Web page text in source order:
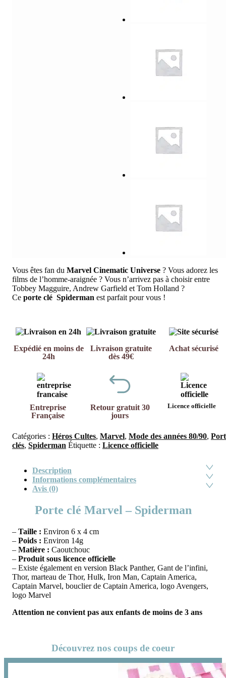
Vous êtes fan du Marvel Cinematic Universe ? Vous adorez les
films de l’homme-araignée ? Vous n’arrivez pas à choisir entre
Tobbey Magguire, Andrew Garfield et Tom Holland ?
Ce porte clé Spiderman est parfait pour vous !
Expédié en moins de
24h
Livraison gratuite
dès 49€
Achat sécurisé
Entreprise
Française
Retour gratuit 30
jours
Licence officielle
Catégories : Héros Cultes, Marvel, Mode des années 80/90,
clés, Spiderman Étiquette : Licence officielle
Description
Informations complémentaires
Avis (0)
Porte clé Marvel – Spiderman
– Taille : Environ 6 x 4 cm
– Poids : Environ 14g
– Matière : Caoutchouc
– Produit sous licence officielle
– Existe également en version Black Panther, Gant de l’infini,
Thor, marteau de Thor, Hulk, Iron Man, Captain America,
Captain Marvel, bouclier de Captain America, logo Avengers,
logo Marvel
Attention ne convient pas aux enfants de moins de 3 ans
Découvrez nos coups de coeur